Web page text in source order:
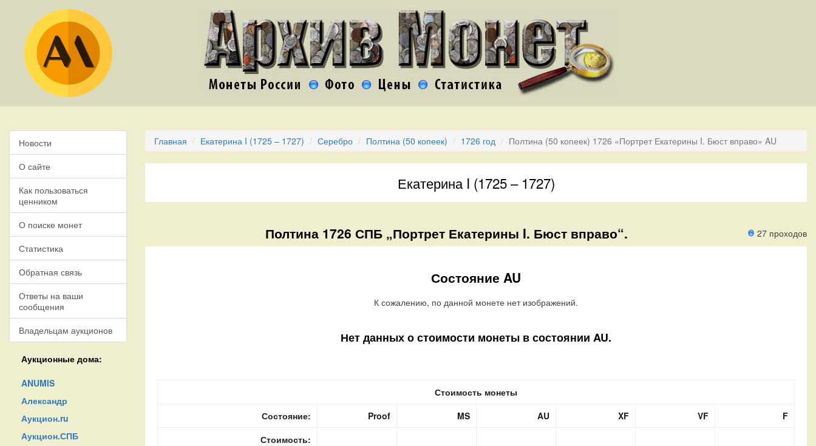
Новости
О сайте
Как пользоваться
ценником
О поиске монет
Статистика
Обратная связь
Ответы на ваши
сообщения
Владельцам аукционов
Аукционные дома:
ANUMIS
Александр
Аукцион.ru
Аукцион.СПБ
Главная Екатерина I (1725 – 1727) Серебро Полтина (50 копеек) 1726 год Полтина (50 копеек) 1726 «Портрет Екатерины I. Бюст вправо» AU
Екатерина I (1725 – 1727)
27 проходов
Полтина 1726 СПБ „Портрет Екатерины I. Бюст вправо“.
Состояние AU
К сожалению, по данной монете нет изображений.
Нет данных о стоимости монеты в состоянии AU.
Стоимость монеты
Состояние:
Proof MS AU XF VF
F
Стоимость: